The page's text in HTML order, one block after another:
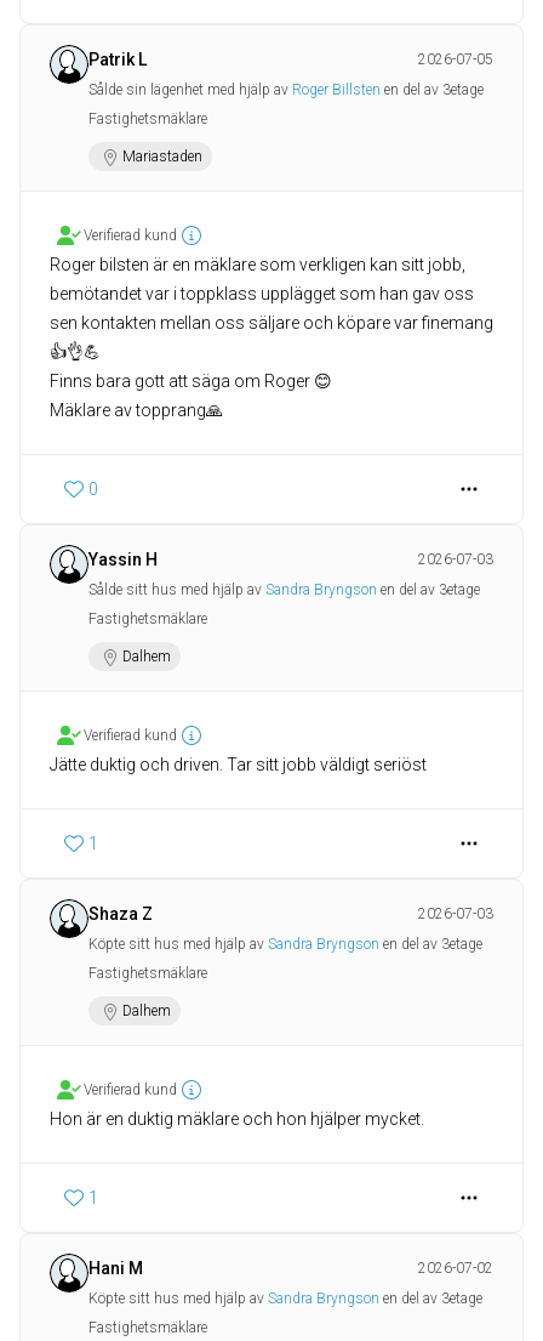
Patrik L
2026-07-05
Sålde sin lägenhet med hjälp av Roger Billsten en del av 3etage
Fastighetsmäklare
Mariastaden
Verifierad kund
Roger bilsten är en mäklare som verkligen kan sitt jobb,
bemötandet var i toppklass upplägget som han gav oss
sen kontakten mellan oss säljare och köpare var finemang
👍👌💪
Finns bara gott att säga om Roger 😊
Mäklare av topprang🙏
0
Yassin H
2026-07-03
Sålde sitt hus med hjälp av Sandra Bryngson en del av 3etage
Fastighetsmäklare
Dalhem
Verifierad kund
Jätte duktig och driven. Tar sitt jobb väldigt seriöst
1
Shaza Z
2026-07-03
Köpte sitt hus med hjälp av Sandra Bryngson en del av 3etage
Fastighetsmäklare
Dalhem
Verifierad kund
Hon är en duktig mäklare och hon hjälper mycket.
1
Hani M
2026-07-02
Köpte sitt hus med hjälp av Sandra Bryngson en del av 3etage
Fastighetsmäklare